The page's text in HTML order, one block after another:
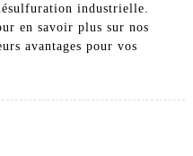
industrielle.
en savoir plus sur nos
avantages pour vos